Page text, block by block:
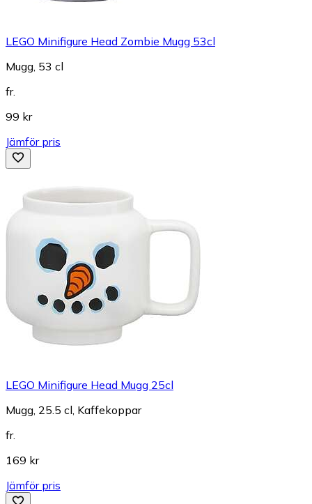
LEGO Minifigure Head Zombie Mugg 53cl
Mugg, 53 cl
fr.
99 kr
Jämför pris
LEGO Minifigure Head Mugg 25cl
Mugg, 25.5 cl, Kaffekoppar
fr.
169 kr
Jämför pris